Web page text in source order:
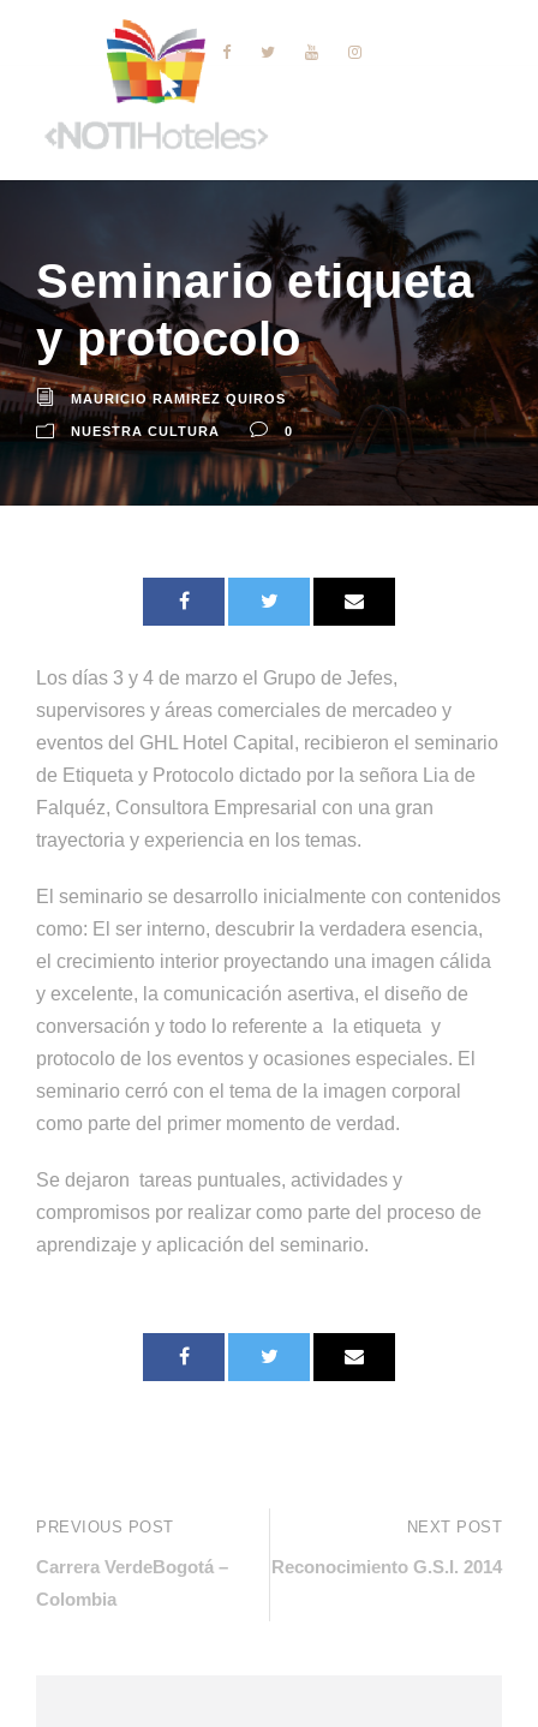
Seminario etiqueta
y protocolo
MAURICIO RAMIREZ QUIROS
NUESTRA CULTURA 0
Los días 3 y 4 de marzo el Grupo de Jefes,
supervisores y áreas comerciales de mercadeo y
eventos del GHL Hotel Capital, recibieron el seminario
de Etiqueta y Protocolo dictado por la señora Lia de
Falquéz, Consultora Empresarial con una gran
trayectoria y experiencia en los temas.
El seminario se desarrollo inicialmente con contenidos
como: El ser interno, descubrir la verdadera esencia,
el crecimiento interior proyectando una imagen cálida
y excelente, la comunicación asertiva, el diseño de
conversación y todo lo referente a la etiqueta y
protocolo de los eventos y ocasiones especiales. El
seminario cerró con el tema de la imagen corporal
como parte del primer momento de verdad.
Se dejaron tareas puntuales, actividades y
compromisos por realizar como parte del proceso de
aprendizaje y aplicación del seminario.
PREVIOUS POST
Carrera VerdeBogotá –
Colombia
NEXT POST
Reconocimiento G.S.I. 2014